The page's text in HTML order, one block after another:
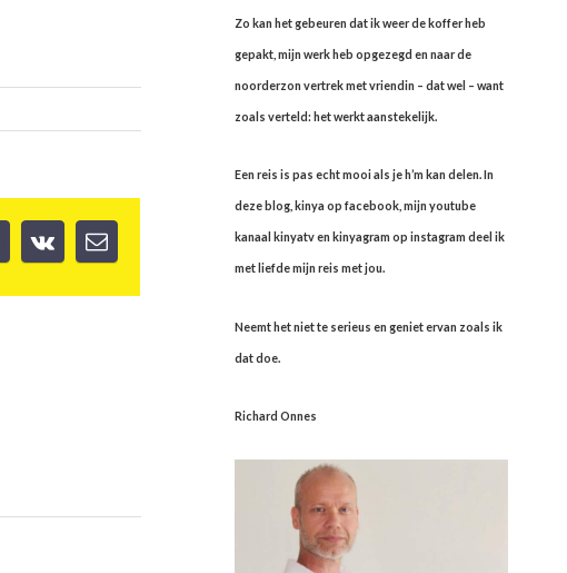
Zo kan het gebeuren dat ik weer de koffer heb
gepakt, mijn werk heb opgezegd en naar de
noorderzon vertrek met vriendin – dat wel – want
zoals verteld: het werkt aanstekelijk.
Een reis is pas echt mooi als je h’m kan delen. In
deze blog, kinya op facebook, mijn youtube
kanaal kinyatv en kinyagram op instagram deel ik
met liefde mijn reis met jou.
Neemt het niet te serieus en geniet ervan zoals ik
dat doe.
Richard Onnes